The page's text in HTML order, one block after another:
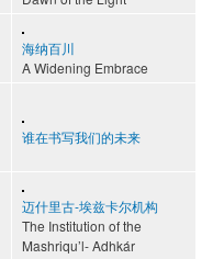
海纳百川
A Widening Embrace
谁在书写我们的未来
迈什里古-埃兹卡尔机构
The Institution of the
Mashriqu’l- Adhkár